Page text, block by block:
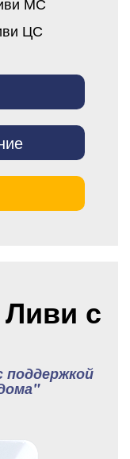
ЦС
с
поддержкой